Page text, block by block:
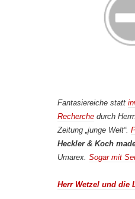
Fantasiereiche statt
Recherche durch
Zeitung „junge Welt“.
Heckler & Koch
Umarex. Sogar mit
Herr Wetzel und die